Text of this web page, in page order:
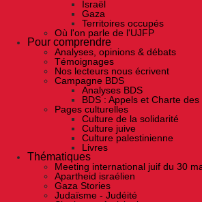
Israël
Gaza
Territoires occupés
Où l'on parle de l'UJFP
Pour comprendre
Analyses, opinions & débats
Témoignages
Nos lecteurs nous écrivent
Campagne BDS
Analyses BDS
BDS : Appels et Charte
Pages culturelles
Culture de la solidarité
Culture juive
Culture palestinienne
Livres
Thématiques
Meeting international juif du 30
Apartheid israélien
Gaza Stories
Judaïsme - Judéité